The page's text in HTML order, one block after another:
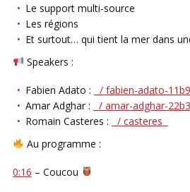
Le support multi-source
Les régions
Et surtout… qui tient la mer dans
Speakers :
Fabien Adato :
/ fabien-adato-
Amar Adghar :
/ amar-adghar-
Romain Casteres :
/ casteres
Au programme :
0:16 – Coucou